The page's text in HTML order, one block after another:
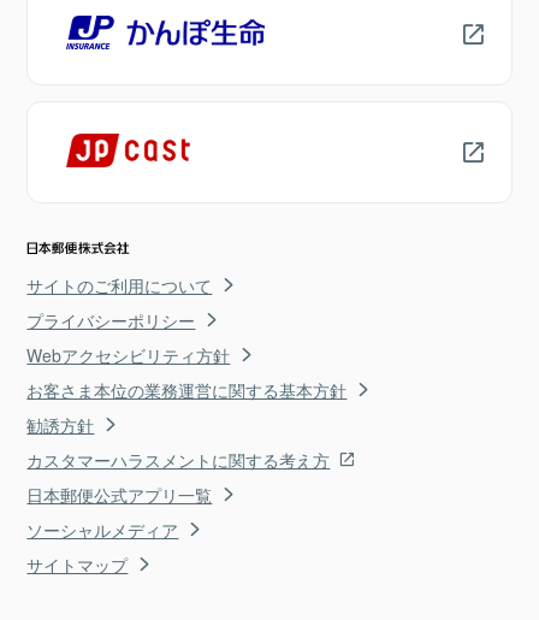
サイトのご利用について
プライバシーポリシー
Webアクセシビリティ方針
お客さま本位の業務運営に関する基本方針
勧誘方針
カスタマーハラスメントに関する考え方
日本郵便公式アプリ一覧
ソーシャルメディア
サイトマップ